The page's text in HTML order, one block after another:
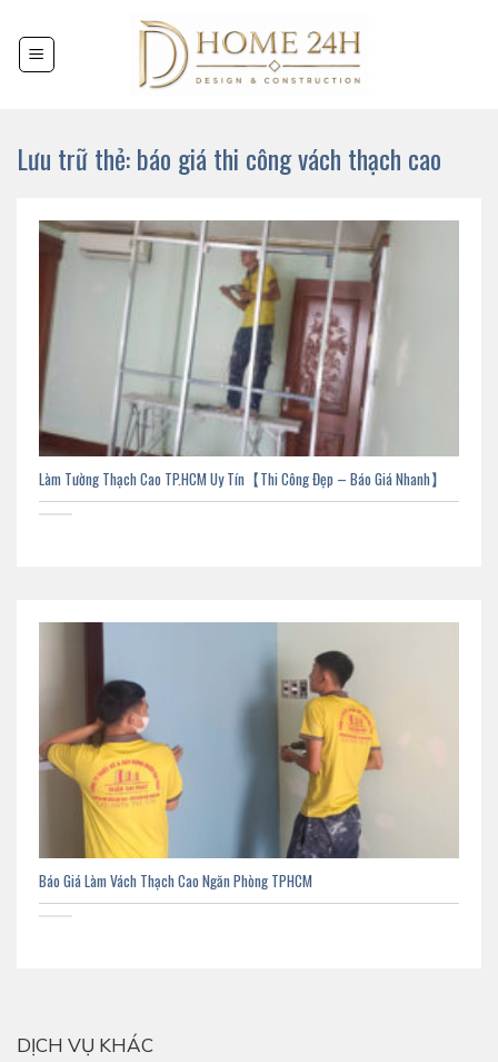
đến
nội
Lưu trữ thẻ:báo giá thi công vách thạch cao
Làm Tường Thạch Cao TP.HCM Uy Tín【Thi Công Đẹp – Báo Giá Nhanh】
Báo Giá Làm Vách Thạch Cao Ngăn Phòng TPHCM
DỊCH VỤ KHÁC